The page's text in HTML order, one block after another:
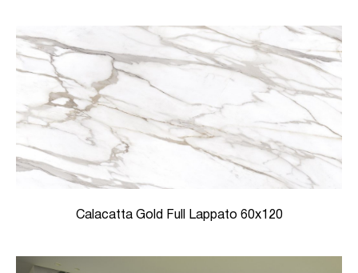
Calacatta Gold Full Lappato 60х120